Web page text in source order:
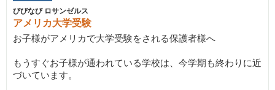
びびなび ロサンゼルス
アメリカ大学受験
お子様がアメリカで大学受験をされる保護者様へ
もうすぐお子様が通われている学校は、今学期も終わりに近
づいています。